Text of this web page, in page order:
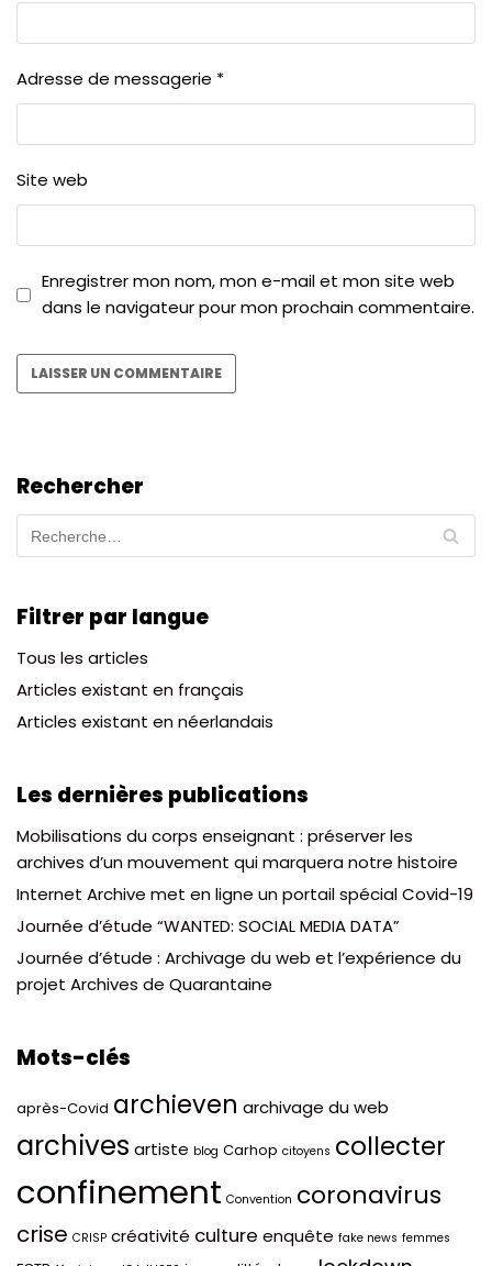
Adresse de messagerie *
Site web
Enregistrer mon nom, mon e-mail et mon site web
dans le navigateur pour mon prochain commentaire.
Rechercher
Filtrer par langue
Tous les articles
Articles existant en français
Articles existant en néerlandais
Les dernières publications
Mobilisations du corps enseignant : préserver les
archives d’un mouvement qui marquera notre histoire
Internet Archive met en ligne un portail spécial Covid-19
Journée d’étude “WANTED: SOCIAL MEDIA DATA”
Journée d’étude : Archivage du web et l’expérience du
projet Archives de Quarantaine
Mots-clés
après-Covid archieven archivage du web
archives artiste blog Carhop citoyens collecter
confinement Convention coronavirus
crise CRISP créativité culture enquête fake news femmes